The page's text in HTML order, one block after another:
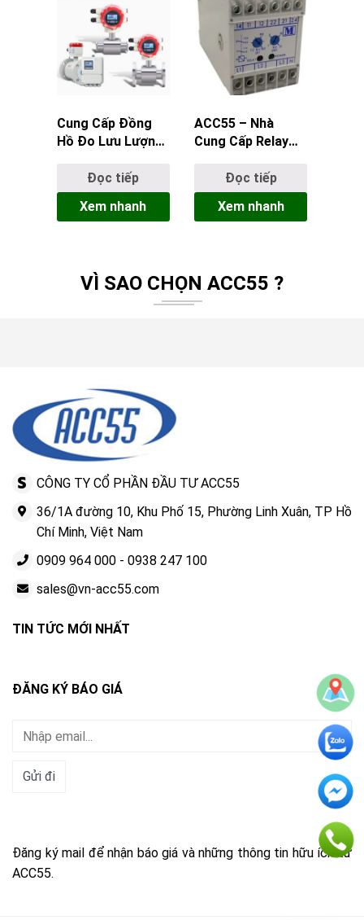
Cung Cấp Đồng
Hồ Đo Lưu Lượng
Supmea Food
Drink Split Chính
Hãng tại ACC55
Đọc tiếp
Xem nhanh
ACC55 – Nhà
Cung Cấp Relay
V33U Chính Hãng |
Giao Hàng Nhanh,
Giá Tốt
Đọc tiếp
Xem nhanh
VÌ SAO CHỌN ACC55 ?
CÔNG TY CỔ PHẦN ĐẦU TƯ ACC55
36/1A đường 10, Khu Phố 15, Phường Linh Xuân, TP Hồ
Chí Minh, Việt Nam
0909 964 000 - 0938 247 100
sales@vn-acc55.com
TIN TỨC MỚI NHẤT
ĐĂNG KÝ BÁO GIÁ
Đăng ký mail để nhận báo giá và những thông tin hữu ích từ
ACC55.